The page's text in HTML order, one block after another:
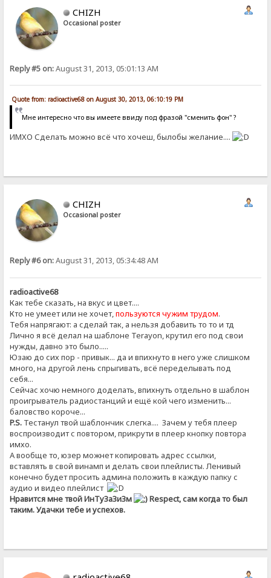
CHIZH
Occasional poster
Reply #5 on:August 31, 2013, 05:01:13 AM
Quote from: radioactive68 on August 30, 2013, 06:10:19 PM
Мне интересно что вы имеете ввиду под фразой "сменить фон" ?
ИМХО Сделать можно всё что хочеш, былобы желание....
CHIZH
Occasional poster
Reply #6 on:August 31, 2013, 05:34:48 AM
radioactive68
Как тебе сказать, на вкус и цвет....
Кто не умеет или не хочет,пользуются чужим трудом.
Тебя напрягают: а сделай так, а нельзя добавить то то и тд
Лично я всё делал на шаблоне Terayon, крутил его под свои
нужды, давно это было.....
Юзаю до сих пор - привык... да и впихнуто в него уже слишком
много, на другой лень спрыгивать, всё переделывать под
себя...
Сейчас хочю немного доделать, впихнуть отдельно в шаблон
проигрыватель радиостанций и ещё кой чего изменить...
баловство короче...
P.S. Тестанул твой шаблончик слегка.... Зачем у тебя плеер
воспроизводит с повтором, прикрути в плеер кнопку повтора
имхо.
А вообще то, юзер можнет копировать адрес ссылки,
вставлять в свой винамп и делать свои плейлисты. Ленивый
конечно будет просить админа положить в каждую папку с
аудио и видео плейлист
Нравится мне твой ИнТуЗаЗиЗм
Respect, сам когда то был
таким. Удачки тебе и успехов.